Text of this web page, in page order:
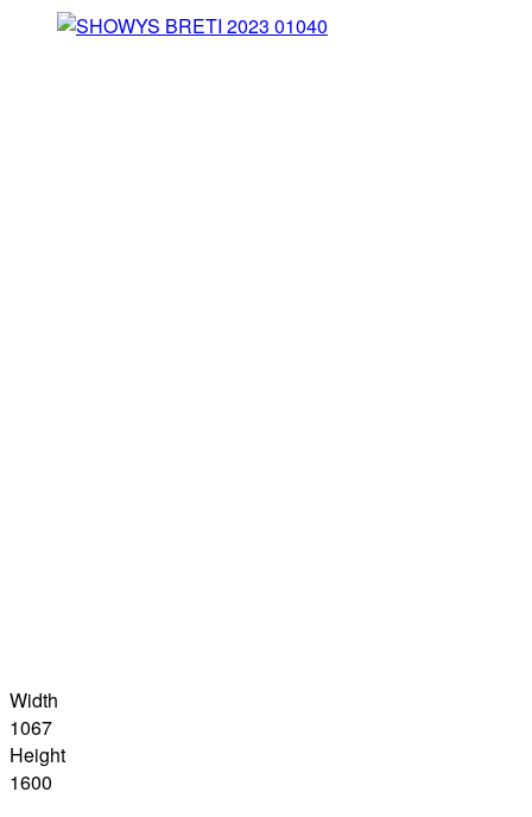
Width
1067
Height
1600